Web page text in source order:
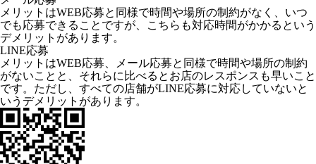
メリットはWEB応募と同様で時間や場所の制約がなく、いつ
でも応募できることですが、こちらも対応時間がかかるという
デメリットがあります。
LINE応募
メリットはWEB応募、メール応募と同様で時間や場所の制約
がないことと、それらに比べるとお店のレスポンスも早いこと
です。ただし、すべての店舗がLINE応募に対応していないと
いうデメリットがあります。